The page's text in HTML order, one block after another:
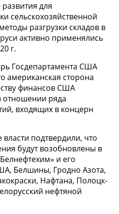
для
сельскохозяйственной
разгрузки складов в
активно применялись
г.
Госдепартамента США
американская сторона
финансов США
отношении ряда
входящих в концерн
подтвердили, что
будут возобновлены в
и его
Белшины, Гродно Азота,
Нафтана, Полоцк-
нефтяной